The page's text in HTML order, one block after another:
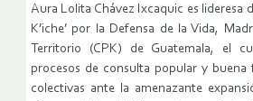
Aura Lolita Chávez Ixcaquic es lideresa
K’iche’ por la Defensa de la Vida,
Territorio (CPK) de Guatemala, el
procesos de consulta popular y buena
colectivas ante la amenazante